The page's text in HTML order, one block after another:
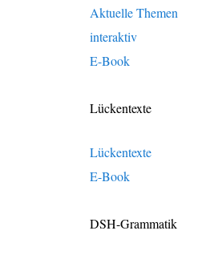
Aktuelle Themen
interaktiv
E-Book
Lückentexte
Lückentexte
E-Book
DSH-Grammatik